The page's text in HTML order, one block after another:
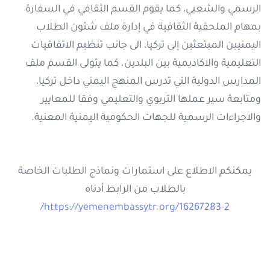
الرسمي والشعبي، كما يقوم القسم الثقافي في السفارة
بمهام الملحقية الثقافية في إدارة ملف شئون الطلاب
اليمنيين المبتعثين إلى تركيا، الى جانب تنظيم الاتفاقيات
التعليمية والاكاديمية بين البلدين. كما يتولى القسم ملف
المدارس الدولية التي تدرس المنهج اليمني داخل تركيا،
ومتابعة سير عملها التربوي والتعليمي وفقا للمعايير
والاجراءات الرسمية للجهات الحكومية اليمنية المعنية.
يمكنكم الاطلاع على استمارات ونماذج الطلبات الخاصة
بالطلاب من الرابط أدناه
https://yemenembassytr.org/16267283-2/